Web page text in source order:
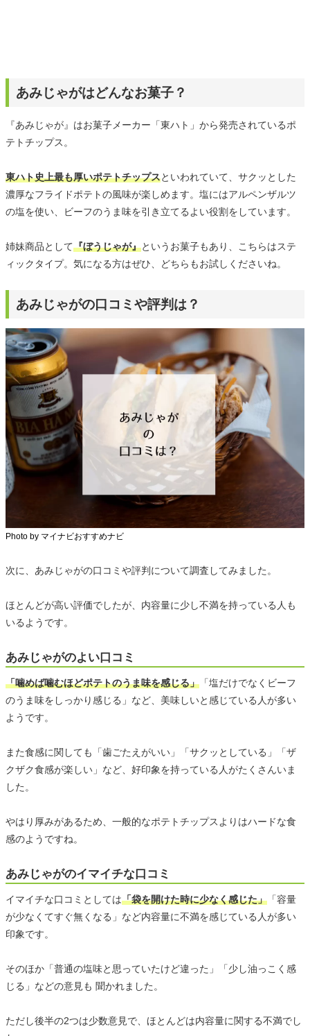
あみじゃがはどんなお菓子？
『あみじゃが』はお菓子メーカー「東ハト」から発売されているポ
テトチップス。
東ハト史上最も厚いポテトチップスといわれていて、サクッとした
濃厚なフライドポテトの風味が楽しめます。塩にはアルペンザルツ
の塩を使い、ビーフのうま味を引き立てるよい役割をしています。
姉妹商品として『ぼうじゃが』というお菓子もあり、こちらはステ
ィックタイプ。気になる方はぜひ、どちらもお試しくださいね。
あみじゃがの口コミや評判は？
Photo by マイナビおすすめナビ
次に、あみじゃがの口コミや評判について調査してみました。
ほとんどが高い評価でしたが、内容量に少し不満を持っている人も
いるようです。
あみじゃがのよい口コミ
「噛めば噛むほどポテトのうま味を感じる」 「塩だけでなくビーフ
のうま味をしっかり感じる」など、美味しいと感じている人が多い
ようです。
また食感に関しても「歯ごたえがいい」「サクッとしている」「ザ
クザク食感が楽しい」など、好印象を持っている人がたくさんいま
した。
やはり厚みがあるため、一般的なポテトチップスよりはハードな食
感のようですね。
あみじゃがのイマイチな口コミ
イマイチな口コミとしては「袋を開けた時に少なく感じた」 「容量
が少なくてすぐ無くなる」など内容量に不満を感じている人が多い
印象です。
そのほか「普通の塩味と思っていたけど違った」「少し油っこく感
じる」などの意見も 聞かれました。
ただし後半の2つは少数意見で、ほとんどは内容量に関する不満でし